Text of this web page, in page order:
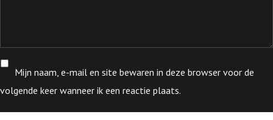
Mijn naam, e-mail en site bewaren in deze browser voor de
volgende keer wanneer ik een reactie plaats.